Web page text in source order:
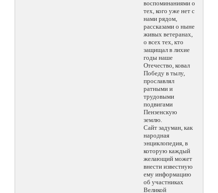
воспоминаниями о
тех, кого уже нет с
нами рядом,
рассказами о ныне
живых ветеранах,
о всех тех, кто
защищал в лихие
годы наше
Отечество, ковал
Победу в тылу,
прославлял
ратными и
трудовыми
подвигами
Пензенскую
землю.
Сайт задуман, как
народная
энциклопедия, в
которую каждый
желающий может
внести известную
ему информацию
об участниках
Великой